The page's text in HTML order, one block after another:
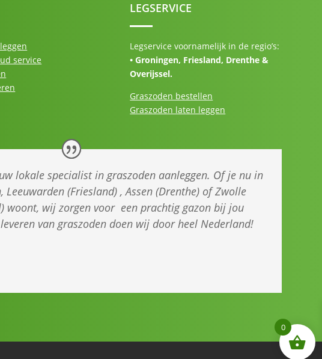
service
LEGSERVICE
Legservice voornamelijk in de regio’s:
• Groningen, Friesland, Drenthe &
Overijssel.
Graszoden bestellen
Graszoden laten leggen
lokale specialist in graszoden aanleggen. Of je nu in
Leeuwarden (Friesland) , Assen (Drenthe) of Zwolle
woont, wij zorgen voor een prachtig gazon bij jou
van graszoden doen wij door heel Nederland!
0